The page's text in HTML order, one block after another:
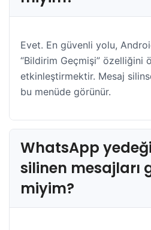
Evet. En güvenli yolu,
“Bildirim Geçmişi” özelliğini
etkinleştirmektir. Mesaj
bu menüde görünür.
WhatsApp
silinen mesajları
miyim?